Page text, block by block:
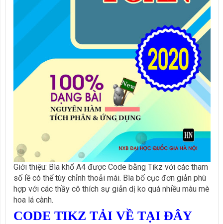
Giới thiệu: Bìa khổ A4 được Code bằng Tikz với các tham
số lề có thể tùy chỉnh thoải mái. Bìa bố cục đơn giản phù
hợp với các thầy cô thích sự giản dị ko quá nhiều màu mè
hoa lá cành.
CODE TIKZ TẢI VỀ TẠI ĐÂY